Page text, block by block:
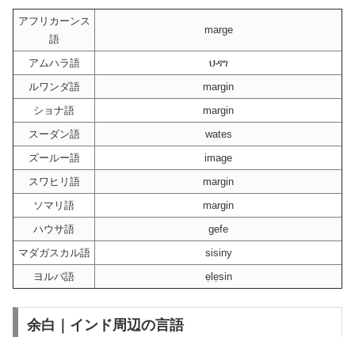
アフリカーンス
語
marge
アムハラ語
ህዳግ
ルワンダ語
margin
ショナ語
margin
スーダン語
wates
ズールー語
image
スワヒリ語
margin
ソマリ語
margin
ハウサ語
gefe
マダガスカル語
sisiny
ヨルバ語
ẹlẹsin
余白｜インド周辺の言語